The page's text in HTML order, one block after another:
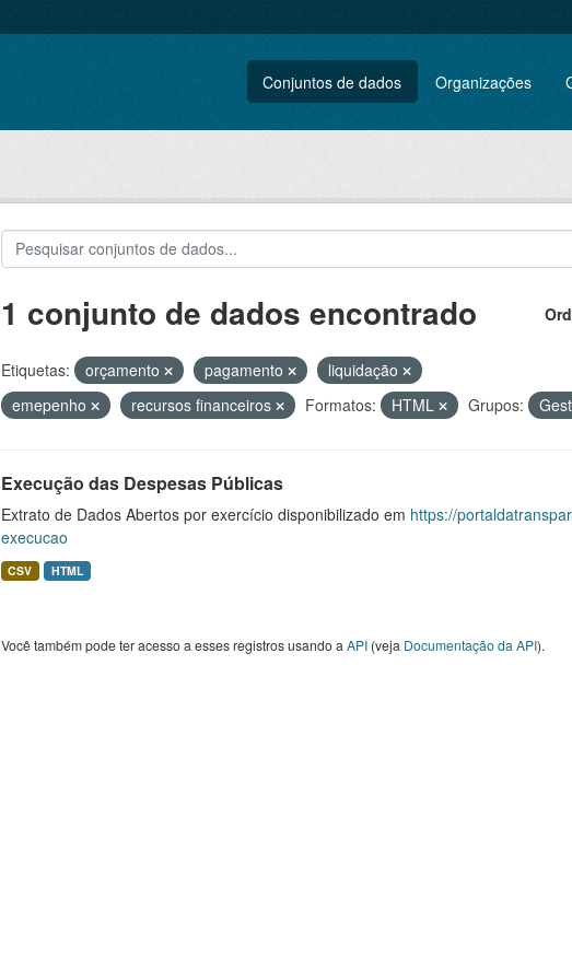
Conjuntos de dados Organizações
1 conjunto de dados encontrado
Etiquetas: orçamento pagamento
liquidação
emepenho
recursos financeiros Formatos: HTML Grupos:
Execução das Despesas Públicas
Extrato de Dados Abertos por exercício disponibilizado em https://
execucao
CSV HTML
Você também pode ter acesso a esses registros usando a API(veja Documentação da API).